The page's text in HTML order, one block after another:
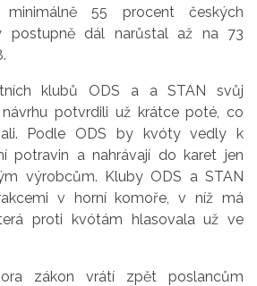
55 procent českých
postupně dál narůstal až na 73
klubů ODS a a STAN svůj
potvrdili už krátce poté, co
Podle ODS by kvóty vedly k
potravin a nahrávají do karet jen
výrobcům. Kluby ODS a STAN
v horní komoře, v níž má
proti kvótám hlasovala už ve
zákon vrátí zpět poslancům